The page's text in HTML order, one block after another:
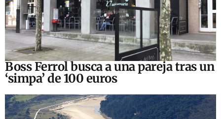
Boss Ferrol busca a una pareja tras un
‘simpa’ de 100 euros